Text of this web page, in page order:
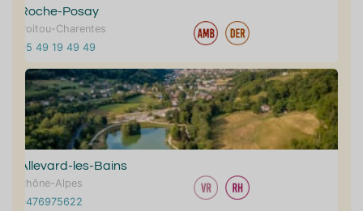
Roche-Posay
Poitou-Charentes
05 49 19 49 49
Allevard-les-Bains
Rhône-Alpes
0476975622